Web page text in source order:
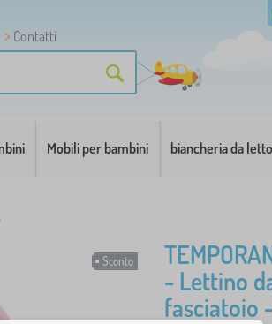
Contatti
Mobili per bambini biancheria da letto
Sconto
- Lettino
fasciatoio